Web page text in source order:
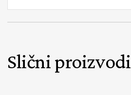
Slični proizvodi